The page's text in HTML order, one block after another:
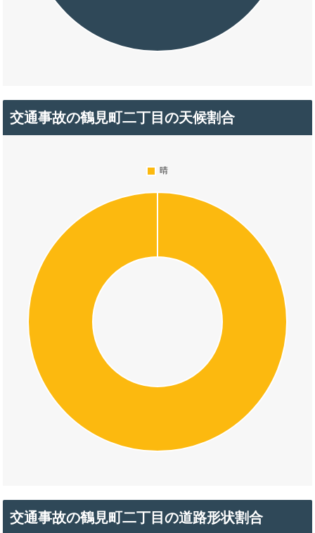
交通事故の鶴見町二丁目の天候割合
交通事故の鶴見町二丁目の道路形状割合